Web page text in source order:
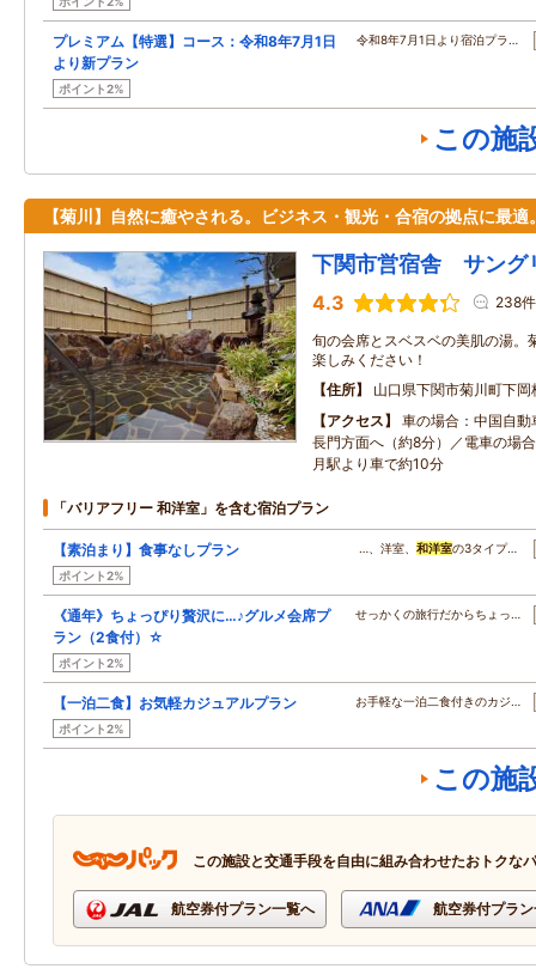
プレミアム【特選】コース：令和8年7月1日
より新プラン
ポイント2%
令和8年7月1日より宿泊プラ…
この施
【菊川】自然に癒やされる。ビジネス・観光・合宿の拠点に最適
下関市営宿舎 サング
4.3 238件
旬の会席とスベスベの美肌の湯。
楽しみください！
住所
山口県下関市菊川町下岡
アクセス
車の場合：中国自
長門方面へ（約8分）／電車の場
月駅より車で約10分
「バリアフリー 和洋室」を含む宿泊プラン
【素泊まり】食事なしプラン
ポイント2%
…、洋室、 和洋室の3タイプ…
《通年》ちょっぴり贅沢に…♪グルメ会席プ
ラン（2食付）☆
ポイント2%
せっかくの旅行だからちょっ…
【一泊二食】お気軽カジュアルプラン
ポイント2%
お手軽な一泊二食付きのカジ…
この施
この施設と交通手段を自由に組み合わせたおトクな
航空券付プラン一覧へ 航空券付プラ